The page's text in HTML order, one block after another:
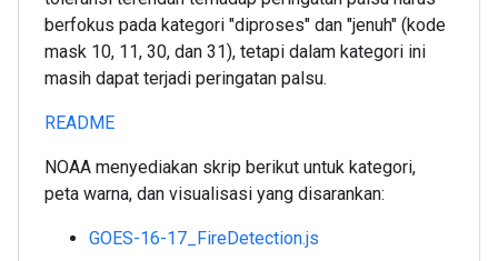
berfokus pada kategori "diproses" dan "jenuh" (kode
mask 10, 11, 30, dan 31), tetapi dalam kategori ini
masih dapat terjadi peringatan palsu.
README
NOAA menyediakan skrip berikut untuk kategori,
peta warna, dan visualisasi yang disarankan:
GOES-16-17_FireDetection.js